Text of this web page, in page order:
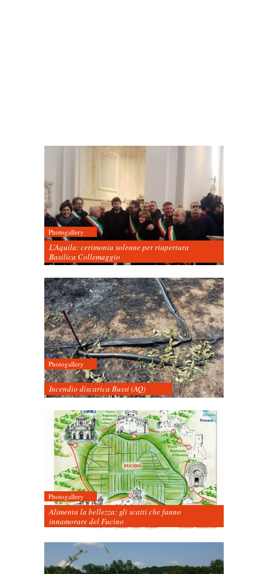
Photogallery
L’Aquila: cerimonia solenne per riapertura
Basilica Collemaggio
Photogallery
Incendio discarica Bussi (AQ)
Photogallery
Alimenta la bellezza: gli scatti che fanno
innamorare del Fucino